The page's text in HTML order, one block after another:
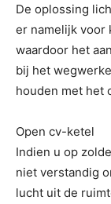
De oplossing
er namelijk voor
waardoor het
bij het
houden met het
Open cv-ketel
Indien u op
niet verstandig
lucht uit de